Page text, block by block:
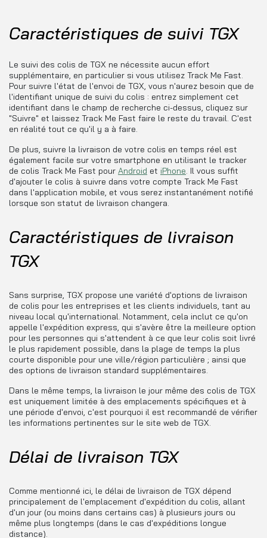
Caractéristiques de suivi TGX
Le suivi des colis de TGX ne nécessite aucun effort
supplémentaire, en particulier si vous utilisez Track Me Fast.
Pour suivre l'état de l'envoi de TGX, vous n'aurez besoin que de
l'identifiant unique de suivi du colis : entrez simplement cet
identifiant dans le champ de recherche ci-dessus, cliquez sur
"Suivre" et laissez Track Me Fast faire le reste du travail. C'est
en réalité tout ce qu'il y a à faire.
De plus, suivre la livraison de votre colis en temps réel est
également facile sur votre smartphone en utilisant le tracker
de colis Track Me Fast pour Android et iPhone. Il vous suffit
d'ajouter le colis à suivre dans votre compte Track Me Fast
dans l'application mobile, et vous serez instantanément notifié
lorsque son statut de livraison changera.
Caractéristiques de livraison
TGX
Sans surprise, TGX propose une variété d'options de livraison
de colis pour les entreprises et les clients individuels, tant au
niveau local qu'international. Notamment, cela inclut ce qu'on
appelle l'expédition express, qui s'avère être la meilleure option
pour les personnes qui s'attendent à ce que leur colis soit livré
le plus rapidement possible, dans la plage de temps la plus
courte disponible pour une ville/région particulière ; ainsi que
des options de livraison standard supplémentaires.
Dans le même temps, la livraison le jour même des colis de TGX
est uniquement limitée à des emplacements spécifiques et à
une période d'envoi, c'est pourquoi il est recommandé de vérifier
les informations pertinentes sur le site web de TGX.
Délai de livraison TGX
Comme mentionné ici, le délai de livraison de TGX dépend
principalement de l'emplacement d'expédition du colis, allant
d'un jour (ou moins dans certains cas) à plusieurs jours ou
même plus longtemps (dans le cas d'expéditions longue
distance).